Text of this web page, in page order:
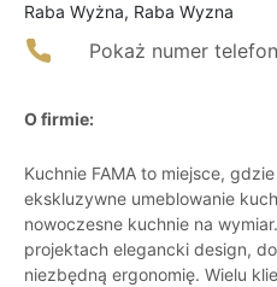
Raba Wyżna, Raba Wyzna
Pokaż numer
O firmie:
Kuchnie FAMA to miejsce,
ekskluzywne umeblowanie
nowoczesne kuchnie na
projektach elegancki design,
niezbędną ergonomię. Wielu